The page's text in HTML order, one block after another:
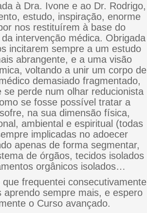
à Dra. Ivone e ao Dr. Rodrigo,
estudo, inspiração, enorme
nos restituírem à base do
intervenção médica. Obrigada
incitarem sempre a um estudo
abrangente, e a uma visão
voltando a unir um corpo de
demasiado fragmentado,
se perde num olhar reducionista
se fosse possível tratar a
na sua dimensão física,
ambiental e espiritual (todas
implicadas no adoecer
apenas de forma segmentar,
de órgãos, tecidos isolados
orgânicos isolados…
frequentei consecutivamente
aprendo sempre mais, e espero
o Curso avançado.